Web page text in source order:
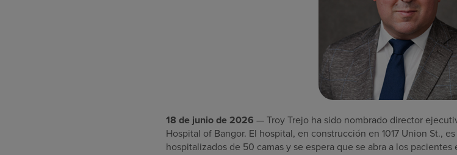
18 de junio de 2026 — Troy Trejo ha sido nombrado director
Hospital of Bangor. El hospital, en construcción en 1017 Union St.,
hospitalizados de 50 camas y se espera que se abra a los